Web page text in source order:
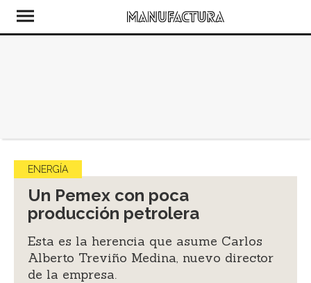
ENERGÍA
Un Pemex con poca
producción petrolera
Esta es la herencia que asume Carlos
Alberto Treviño Medina, nuevo director
de la empresa.